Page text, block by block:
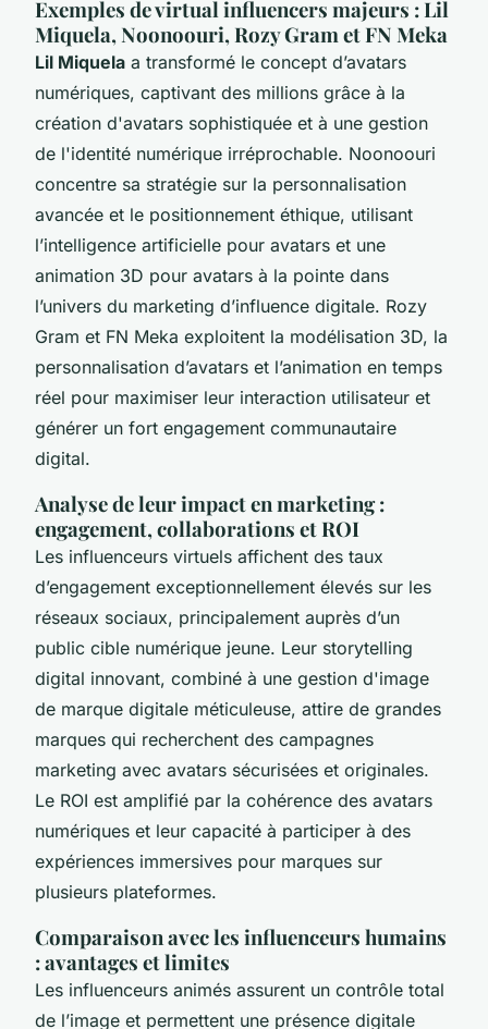
Exemples de virtual influencers majeurs : Lil
Miquela, Noonoouri, Rozy Gram et FN Meka
Lil Miquela a transformé le concept d’avatars
numériques, captivant des millions grâce à la
création d'avatars sophistiquée et à une gestion
de l'identité numérique irréprochable. Noonoouri
concentre sa stratégie sur la personnalisation
avancée et le positionnement éthique, utilisant
l’intelligence artificielle pour avatars et une
animation 3D pour avatars à la pointe dans
l’univers du marketing d’influence digitale. Rozy
Gram et FN Meka exploitent la modélisation 3D, la
personnalisation d’avatars et l’animation en temps
réel pour maximiser leur interaction utilisateur et
générer un fort engagement communautaire
digital.
Analyse de leur impact en marketing :
engagement, collaborations et ROI
Les influenceurs virtuels affichent des taux
d’engagement exceptionnellement élevés sur les
réseaux sociaux, principalement auprès d’un
public cible numérique jeune. Leur storytelling
digital innovant, combiné à une gestion d'image
de marque digitale méticuleuse, attire de grandes
marques qui recherchent des campagnes
marketing avec avatars sécurisées et originales.
Le ROI est amplifié par la cohérence des avatars
numériques et leur capacité à participer à des
expériences immersives pour marques sur
plusieurs plateformes.
Comparaison avec les influenceurs humains
: avantages et limites
Les influenceurs animés assurent un contrôle total
de l’image et permettent une présence digitale